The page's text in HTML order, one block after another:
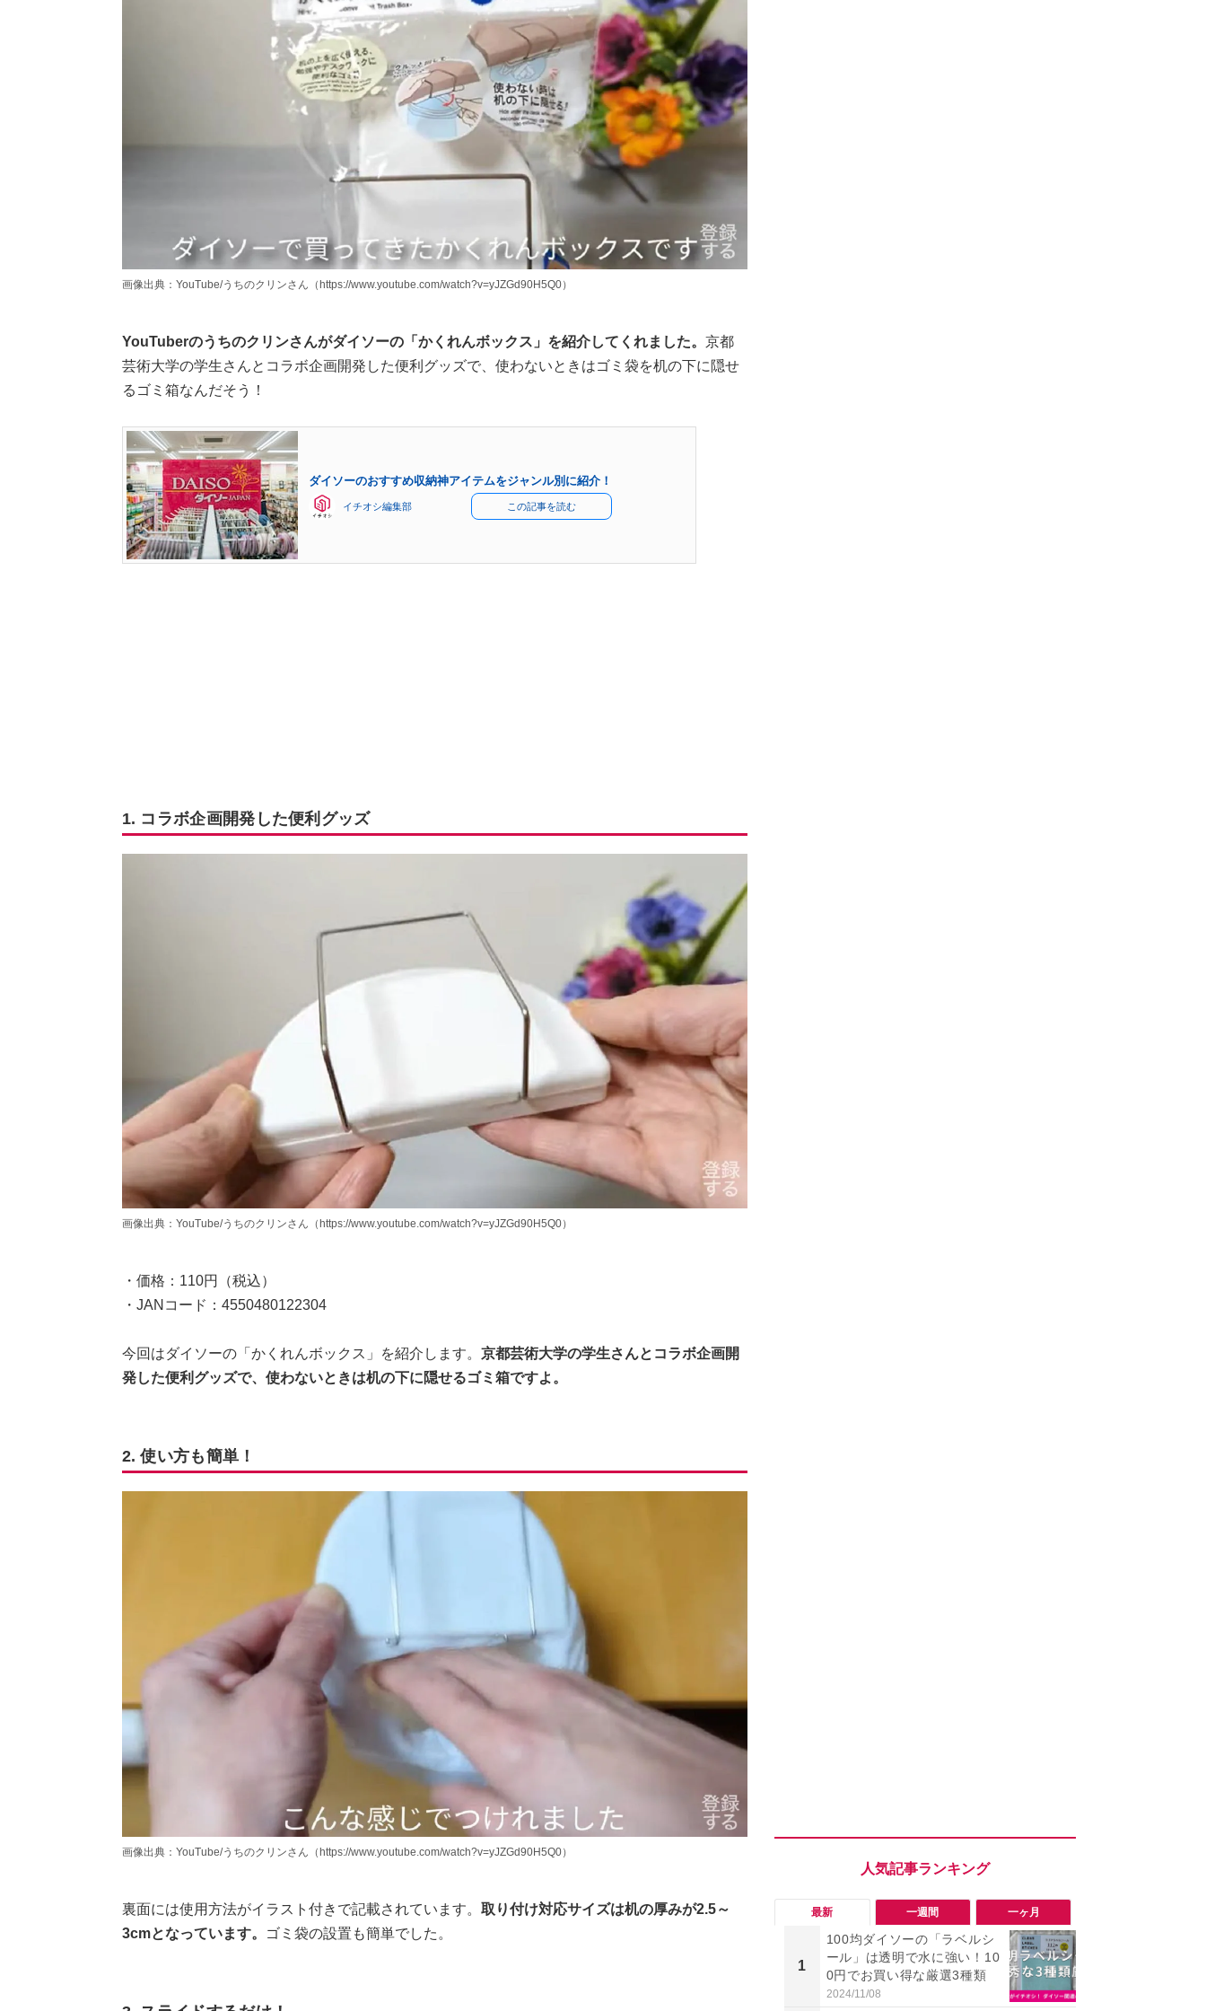
画像出典：YouTube/うちのクリンさん（https://www.youtube.com/watch?v=yJZGd90H5Q0）
YouTuberのうちのクリンさんがダイソーの「かくれんボックス」を紹介してくれました。 京都
芸術大学の学生さんとコラボ企画開発した便利グッズで、使わないときはゴミ袋を机の下に隠せ
るゴミ箱なんだそう！
ダイソーのおすすめ収納神アイテムをジャンル別に紹介！
イチオシ編集部 この記事を読む
1. コラボ企画開発した便利グッズ
画像出典：YouTube/うちのクリンさん（https://www.youtube.com/watch?v=yJZGd90H5Q0）
・価格：110円（税込）
・JANコード：4550480122304
今回はダイソーの「かくれんボックス」を紹介します。 京都芸術大学の学生さんとコラボ企画開
発した便利グッズで、使わないときは机の下に隠せるゴミ箱ですよ。
2. 使い方も簡単！
画像出典：YouTube/うちのクリンさん（https://www.youtube.com/watch?v=yJZGd90H5Q0）
裏面には使用方法がイラスト付きで記載されています。 取り付け対応サイズは机の厚みが2.5～
3cmとなっています。
ゴミ袋の設置も簡単でした。
最新 一週間 一ヶ月
1
100均ダイソーの「ラベルシ
ール」は透明で水に強い！10
0円でお買い得な厳選3種類
2024/11/08